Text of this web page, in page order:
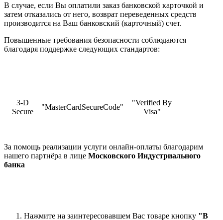
В случае, если Вы оплатили заказ банковской карточкой и
затем отказались от него, возврат переведенных средств
производится на Ваш банковский (карточный) счет.
Повышенные требования безопасности соблюдаются
благодаря поддержке следующих стандартов:
3-D
Secure
"MasterCardSecureCode"
"Verified By
Visa"
За помощь реализации услуги онлайн-оплаты благодарим
нашего партнёра в лице Московского Индустриального
банка
Нажмите на заинтересовавшем Вас товаре кнопку "В